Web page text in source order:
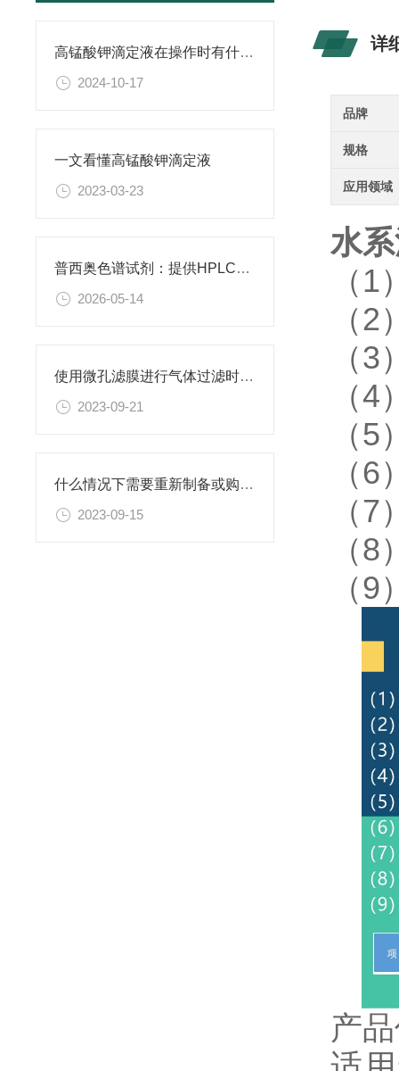
高锰酸钾滴定液在操作时有什么要领可言呢？
2024-10-17
一文看懂高锰酸钾滴定液
2023-03-23
普西奥色谱试剂：提供HPLC级、LC-MS级等多种规格色谱试剂
2026-05-14
使用微孔滤膜进行气体过滤时，有哪些注意事项和常见问题需要关注？
2023-09-21
什么情况下需要重新制备或购置新的乙二胺四乙酸二钠滴定溶液标准物质？
2023-09-15
详
品牌
规格
应用领域
水
（
（
（
（
（
（
（
（
（
产